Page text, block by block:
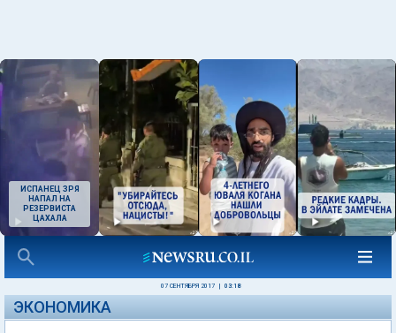
ИСПАНЕЦ ЗРЯ
НАПАЛ НА
РЕЗЕРВИСТА
ЦАХАЛА
07 СЕНТЯБРЯ 2017 03:18
ЭКОНОМИКА